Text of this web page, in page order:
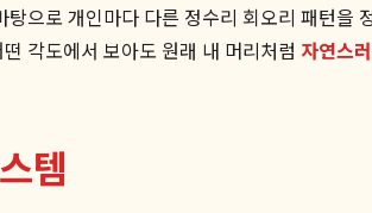
으로 개인마다 다른 정수리 회오리 패턴을
각도에서 보아도 원래 내 머리처럼 자연스
템